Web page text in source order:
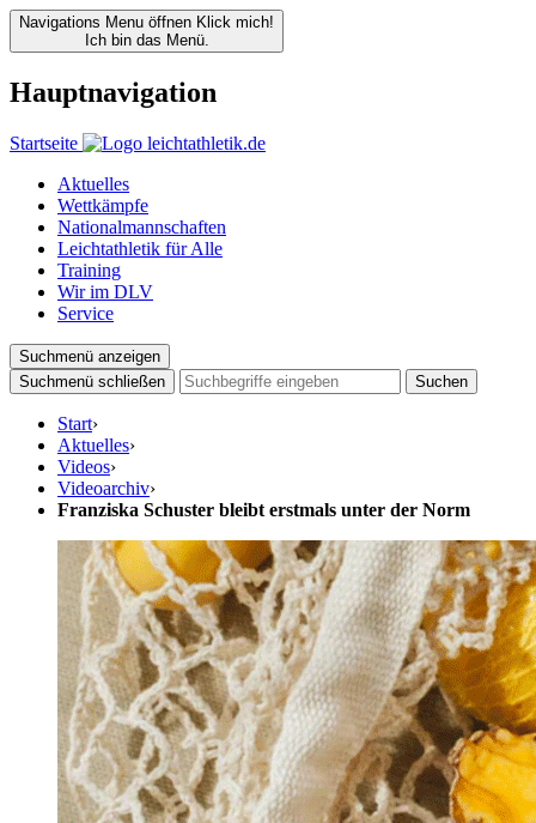
Navigations Menu öffnen Klick mich!
Ich bin das Menü.
Hauptnavigation
Startseite
Aktuelles
Wettkämpfe
Nationalmannschaften
Leichtathletik für Alle
Training
Wir im DLV
Service
Suchmenü anzeigen
Suchmenü schließen
Suchen
Start›
Aktuelles›
Videos›
Videoarchiv›
Franziska Schuster bleibt erstmals unter der Norm